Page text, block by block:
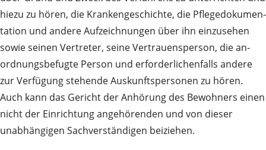
hiezu zu hören, die Krankengeschichte, die Pflege­do­ku­men­
ta­tion und andere Auf­zeichnungen über ihn ein­zu­sehen
sowie seinen Vertreter, seine Vertrauensperson, die an­
ordnungsbefugte Person und erforder­lichen­falls andere
zur Verfügung stehende Auskunftspersonen zu hören.
Auch kann das Gericht der Anhörung des Bewohners einen
nicht der Einrichtung angehörenden und von dieser
unabhängigen Sachverständigen beiziehen.